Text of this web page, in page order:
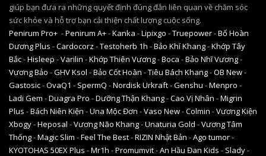
giúp bạn đưa ra những quyết định đúng đắn liên quan về chăm sóc
sức khỏe và hỗ trợ bạn cải thiện chất lượng cuộc sống.
Penirum Pro+ -Penirum A+-Kanka -Lipixgo -Truepower-Bổ Hoàn
Dương Plus -Cardocorz -Testoherb 1h -Bảo Khí Khang-Khớp Tây
Bắc-Hisleep -Varilin -Khớp Thiên Vương-Boca -Bảo Nhĩ Vương-
Vương Bảo -GHV Ksol -Bảo Cốt Hoàn -Tiêu Bách Khang-OB New-
Gastosic-OvaQ1 - SpermQ -Nordisk Urkraft-Genshu -Menpro -
Ladi Gem -Duagra Pro -Dưỡng Thận Khang-Cao Vị Nhân -Migrin
Plus -Bách Niên Kiện -Una Mộc Đơn -Vaso New-Colmin -Vương Kiện
Xbogy-Heposal -Vương Não Khang-Unaturia Gold -Vương Tâm
Thống-Magic Slim -Feel The Best-RIZIN Nhật Bản -Ago tumor-
KYOTOHAS 50EX Plus -Mr1h -Promumvit-An Hầu Đan Kids - Slady-